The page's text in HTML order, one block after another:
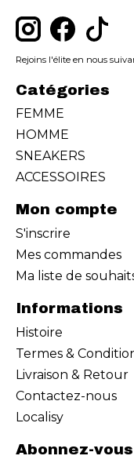
Rejoins l'élite en nous
Catégories
FEMME
HOMME
SNEAKERS
ACCESSOIRES
Mon compte
S'inscrire
Mes commandes
Ma liste de
Informations
Histoire
Termes &
Livraison & Retour
Contactez-nous
Localisy
Abonnez-